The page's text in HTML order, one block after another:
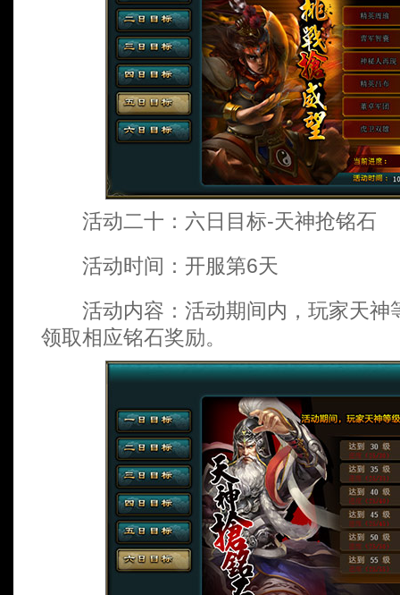
活动二十：六日目标-天神抢铭石
活动时间：开服第6天
活动内容：活动期间内，玩家天神
领取相应铭石奖励。